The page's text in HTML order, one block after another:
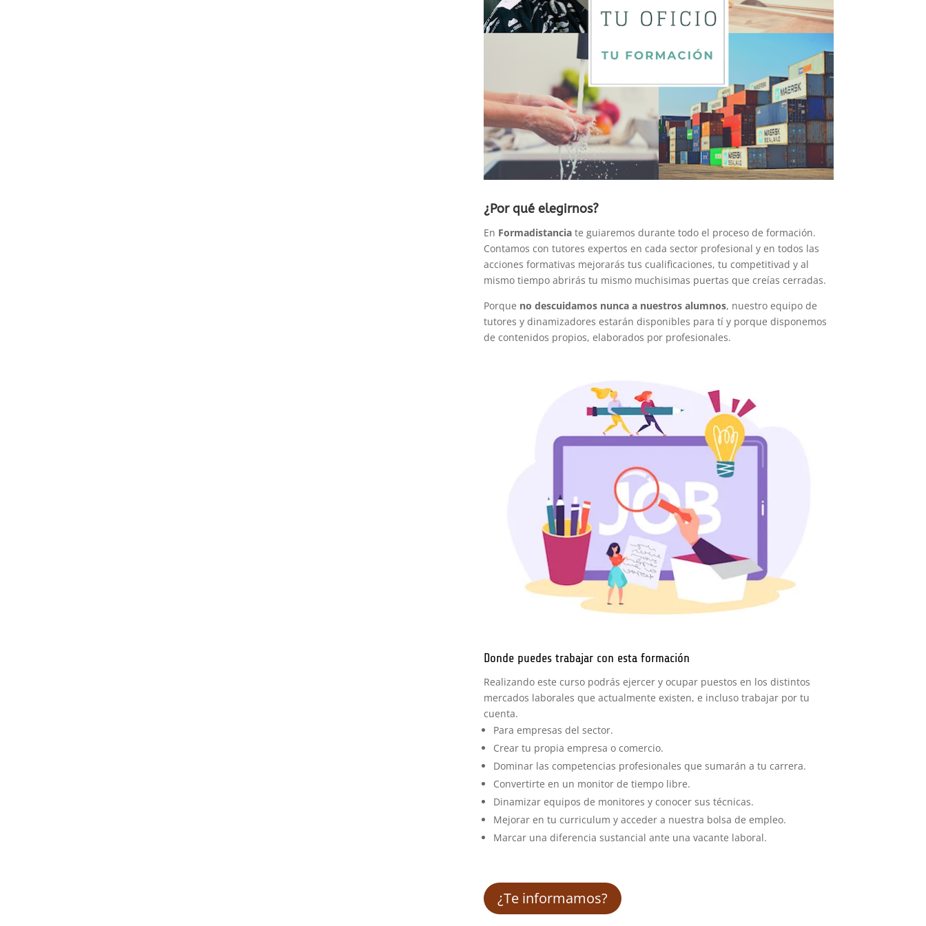
¿Por qué elegirnos?
En Formadistanciate guiaremos durante todo el proceso de formación.
Contamos con tutores expertos en cada sector profesional y en todos las
acciones formativas mejorarás tus cualificaciones, tu competitivad y al
mismo tiempo abrirás tu mismo muchisimas puertas que creías cerradas.
Porque no descuidamos nunca a nuestros alumnos, nuestro equipo de
tutores y dinamizadores estarán disponibles para tí y porque disponemos
de contenidos propios, elaborados por profesionales.
Donde puedes trabajar con esta formación
Realizando este curso podrás ejercer y ocupar puestos en los distintos
mercados laborales que actualmente existen, e incluso trabajar por tu
cuenta.
Para empresas del sector.
Crear tu propia empresa o comercio.
Dominar las competencias profesionales que sumarán a tu carrera.
Convertirte en un monitor de tiempo libre.
Dinamizar equipos de monitores y conocer sus técnicas.
Mejorar en tu curriculum y acceder a nuestra bolsa de empleo.
Marcar una diferencia sustancial ante una vacante laboral.
¿Te informamos?